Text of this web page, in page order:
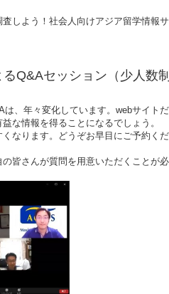
しよう！社会人向けアジア留学情報サ
Q&Aセッション（少人数
は、年々変化しています。webサイト
な情報を得ることになるでしょう。
なります。どうぞお早目にご予約く
皆さんが質問を用意いただくことが必